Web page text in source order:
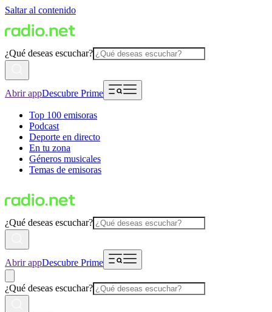
Saltar al contenido
¿Qué deseas escuchar?
Abrir appDescubre Prime
Top 100 emisoras
Podcast
Deporte en directo
En tu zona
Géneros musicales
Temas de emisoras
¿Qué deseas escuchar?
Abrir appDescubre Prime
¿Qué deseas escuchar?